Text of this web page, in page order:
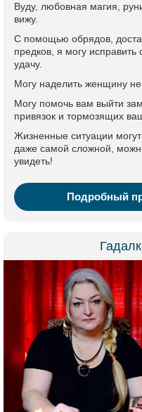
Вуду, любовная магия,
вижу.
С помощью обрядов,
предков, я могу исправить
удачу.
Могу наделить женщину
Могу помочь вам выйти
привязок и тормозящих
Жизненные ситуации
даже самой сложной,
увидеть!
Подробный